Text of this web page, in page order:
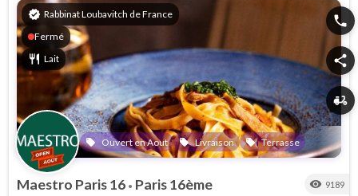
verified Rabbinat Loubavitch de France
Fermé
restaurant Lait
local_offer Ouvert en Aout local_offer Livraison local_offer Terrasse
phone
share
delivery_dining
Maestro Paris 16 • Paris 16ème visibility 9189